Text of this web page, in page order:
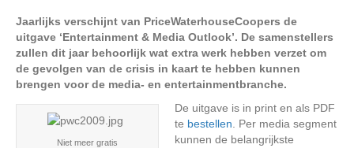
Jaarlijks verschijnt van PriceWaterhouseCoopers de
uitgave ‘Entertainment & Media Outlook’. De samenstellers
zullen dit jaar behoorlijk wat extra werk hebben verzet om
de gevolgen van de crisis in kaart te hebben kunnen
brengen voor de media- en entertainmentbranche.
Niet meer gratis
De uitgave is in print en als PDF
te bestellen . Per media segment
kunnen de belangrijkste